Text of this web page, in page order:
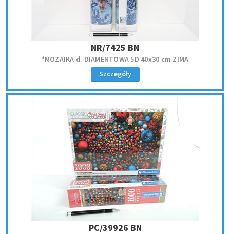
NR/7425 BN
*MOZAIKA d. DIAMENTOWA 5D 40x30 cm ZIMA
Szczegóły
PC/39926 BN